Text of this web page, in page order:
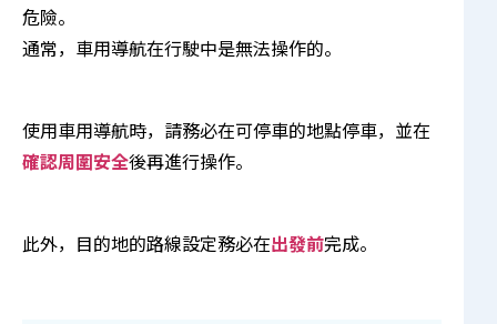
危險。
通常，車用導航在行駛中是無法操作的。
使用車用導航時，請務必在可停車的地點停車，並在
確認周圍安全後再進行操作。
此外，目的地的路線設定務必在出發前完成。